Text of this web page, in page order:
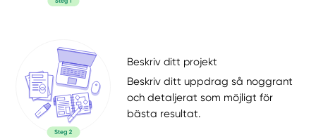
Beskriv ditt projekt
Beskriv ditt uppdrag så noggrant
och detaljerat som möjligt för
bästa resultat.